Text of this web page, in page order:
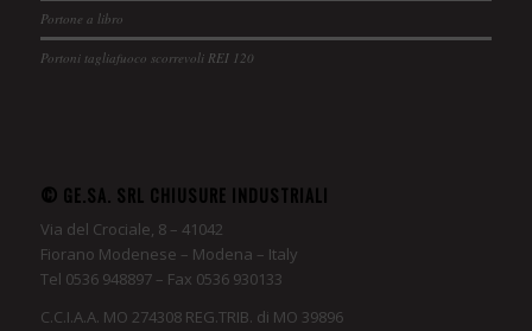
Portone a libro
Portoni tagliafuoco scorrevoli REI 120
© GE.SA. SRL CHIUSURE INDUSTRIALI
Via del Crociale, 8 – 41042
Fiorano Modenese – Modena – Italy
Tel 0536 948897 – Fax 0536 930133
C.C.I.A.A. MO 274308 REG.TRIB. di MO 39896